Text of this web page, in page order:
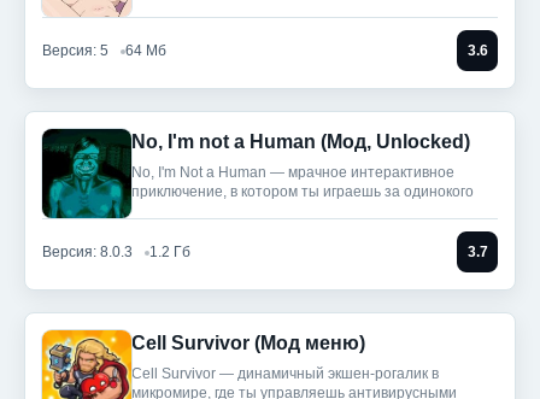
Версия: 5 64 Мб 3.6
No, I'm not a Human (Мод, Unlocked)
No, I'm Not a Human — мрачное интерактивное
приключение, в котором ты играешь за одинокого
Версия: 8.0.3 1.2 Гб 3.7
Cell Survivor (Мод меню)
Cell Survivor — динамичный экшен-рогалик в
микромире, где ты управляешь антивирусными